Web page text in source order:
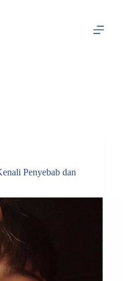
Penyebab dan